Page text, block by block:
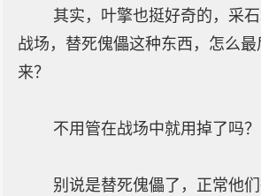
其实，叶擎也挺好奇的，采石
战场，替死傀儡这种东西，怎么最
来？
不用管在战场中就用掉了吗？
别说是替死傀儡了，正常他们